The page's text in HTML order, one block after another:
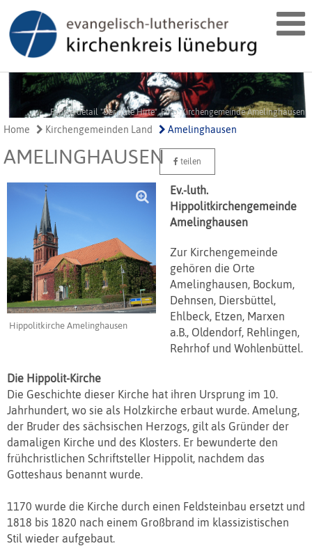
Fensterdetail "Der gute Hirte", Foto: Kirchengemeinde Amelinghausen
Home Kirchengemeinden Land Amelinghausen
AMELINGHAUSEN teilen
Hippolitkirche Amelinghausen
Ev.-luth.
Hippolitkirchengemeinde
Amelinghausen
Zur Kirchengemeinde
gehören die Orte
Amelinghausen, Bockum,
Dehnsen, Diersbüttel,
Ehlbeck, Etzen, Marxen
a.B., Oldendorf, Rehlingen,
Rehrhof und Wohlenbüttel.
Die Hippolit-Kirche
Die Geschichte dieser Kirche hat ihren Ursprung im 10.
Jahrhundert, wo sie als Holzkirche erbaut wurde. Amelung,
der Bruder des sächsischen Herzogs, gilt als Gründer der
damaligen Kirche und des Klosters. Er bewunderte den
frühchristlichen Schriftsteller Hippolit, nachdem das
Gotteshaus benannt wurde.
1170 wurde die Kirche durch einen Feldsteinbau ersetzt und
1818 bis 1820 nach einem Großbrand im klassizistischen
Stil wieder aufgebaut.